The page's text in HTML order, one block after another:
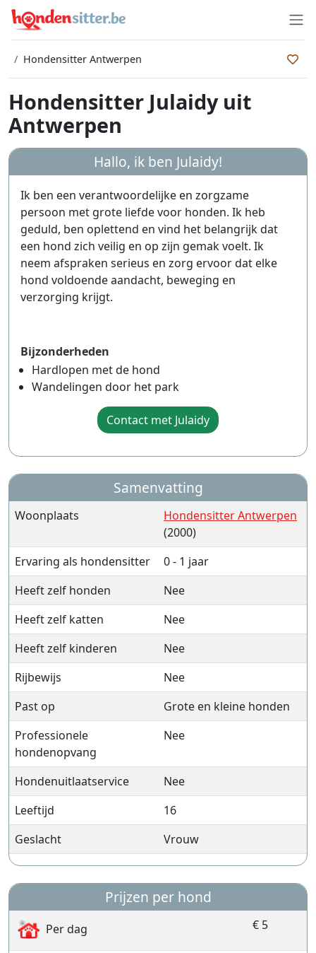
Hondensitter Antwerpen
Hondensitter Julaidy uit
Antwerpen
Hallo, ik ben Julaidy!
Ik ben een verantwoordelijke en zorgzame
persoon met grote liefde voor honden. Ik heb
geduld, ben oplettend en vind het belangrijk dat
een hond zich veilig en op zijn gemak voelt. Ik
neem afspraken serieus en zorg ervoor dat elke
hond voldoende aandacht, beweging en
verzorging krijgt.
Bijzonderheden
Hardlopen met de hond
Wandelingen door het park
Contact met Julaidy
Samenvatting
Woonplaats
Hondensitter Antwerpen
(2000)
Ervaring als hondensitter
0 - 1 jaar
Heeft zelf honden
Nee
Heeft zelf katten
Nee
Heeft zelf kinderen
Nee
Rijbewijs
Nee
Past op
Grote en kleine honden
Professionele
hondenopvang
Nee
Hondenuitlaatservice
Nee
Leeftijd
16
Geslacht
Vrouw
Prijzen per hond
Per dag € 5